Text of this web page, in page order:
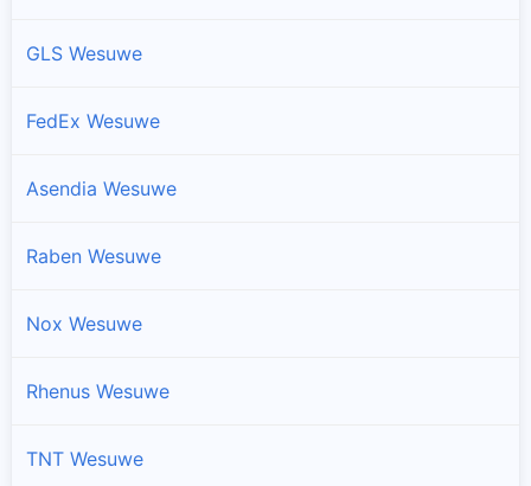
GLS Wesuwe
FedEx Wesuwe
Asendia Wesuwe
Raben Wesuwe
Nox Wesuwe
Rhenus Wesuwe
TNT Wesuwe